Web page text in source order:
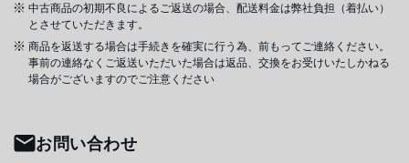
中古商品の初期不良によるご返送の場合、配送料金は弊社負担（着払い）
とさせていただきます。
商品を返送する場合は手続きを確実に行う為、前もってご連絡ください。
事前の連絡なくご返送いただいた場合は返品、交換をお受けいたしかねる
場合がございますのでご注意ください
お問い合わせ